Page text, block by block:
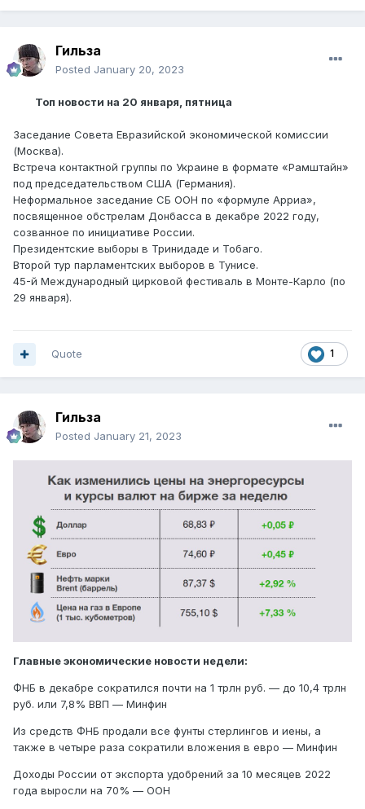
Гильза
Posted January 20, 2023
Топ новости на 20 января, пятница
Заседание Совета Евразийской экономической комиссии
(Москва).
Встреча контактной группы по Украине в формате «Рамштайн»
под председательством США (Германия).
Неформальное заседание СБ ООН по «формуле Арриа»,
посвященное обстрелам Донбасса в декабре 2022 году,
созванное по инициативе России.
Президентские выборы в Тринидаде и Тобаго.
Второй тур парламентских выборов в Тунисе.
45-й Международный цирковой фестиваль в Монте-Карло (по
29 января).
1
Quote
Гильза
Posted January 21, 2023
Главные экономические новости недели:
ФНБ в декабре сократился почти на 1 трлн руб. — до 10,4 трлн
руб. или 7,8% ВВП — Минфин
Из средств ФНБ продали все фунты стерлингов и иены, а
также в четыре раза сократили вложения в евро — Минфин
Доходы России от экспорта удобрений за 10 месяцев 2022
года выросли на 70% — ООН